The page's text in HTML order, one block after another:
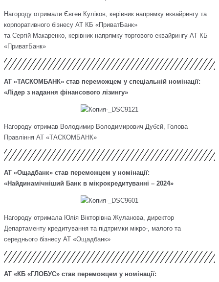
Нагороду отримали Євген Куліков, керівник напрямку еквайрингу та
корпоративного бізнесу АТ КБ «ПриватБанк»
та Сергій Макаренко, керівник напрямку торгового еквайрингу АТ КБ
«ПриватБанк»
АТ «ТАСКОМБАНК» став переможцем у спеціальній номінації:
«Лідер з надання фінансового лізингу»
Нагороду отримав Володимир Володимирович Дубєй, Голова
Правління АТ «ТАСКОМБАНК»
АТ «Ощадбанк» став переможцем у номінації:
«Найдинамічніший Банк в мікрокредитуванні – 2024»
Нагороду отримала Юлія Вікторівна Жуланова, директор
Департаменту кредитування та підтримки мікро-, малого та
середнього бізнесу АТ «Ощадбанк»
АТ «КБ «ГЛОБУС» став переможцем у номінації: